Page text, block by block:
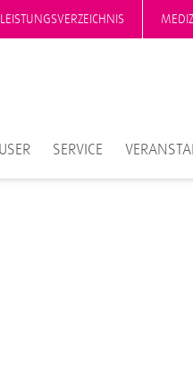
LEISTUNGSVERZEICHNIS
SERVICE